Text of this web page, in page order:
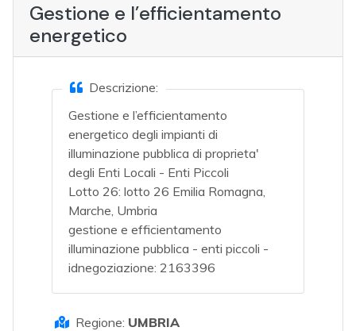
Gestione e l’efficientamento
energetico
Descrizione:
Gestione e l’efficientamento
energetico degli impianti di
illuminazione pubblica di proprieta'
degli Enti Locali - Enti Piccoli
Lotto 26: lotto 26 Emilia Romagna,
Marche, Umbria
gestione e efficientamento
illuminazione pubblica - enti piccoli -
idnegoziazione: 2163396
Regione: UMBRIA